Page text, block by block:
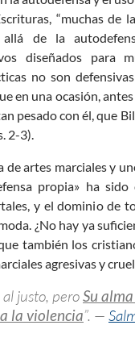
“muchas de
de la
diseñados para
no son
en una ocasión,
pesado con él, que
2-3).
de artes marciales y
propia» ha sido
y el dominio de
¿No hay ya
también los
agresivas y
al justo, peroSu
la violencia”. —